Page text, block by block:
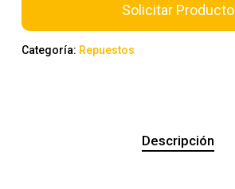
Solicitar Producto
Categoría: Repuestos
Descripción